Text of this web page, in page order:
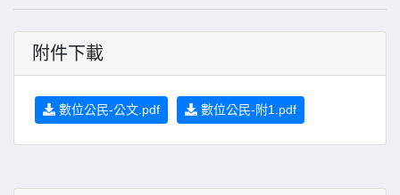
附件下載
數位公民-公文.pdf 數位公民-附1.pdf